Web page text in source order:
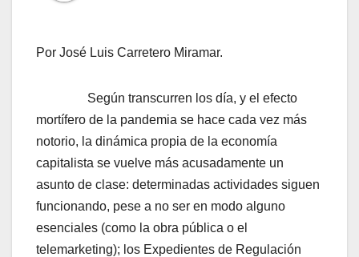
Por José Luis Carretero Miramar.
Según transcurren los día, y el efecto
mortífero de la pandemia se hace cada vez más
notorio, la dinámica propia de la economía
capitalista se vuelve más acusadamente un
asunto de clase: determinadas actividades siguen
funcionando, pese a no ser en modo alguno
esenciales (como la obra pública o el
telemarketing); los Expedientes de Regulación